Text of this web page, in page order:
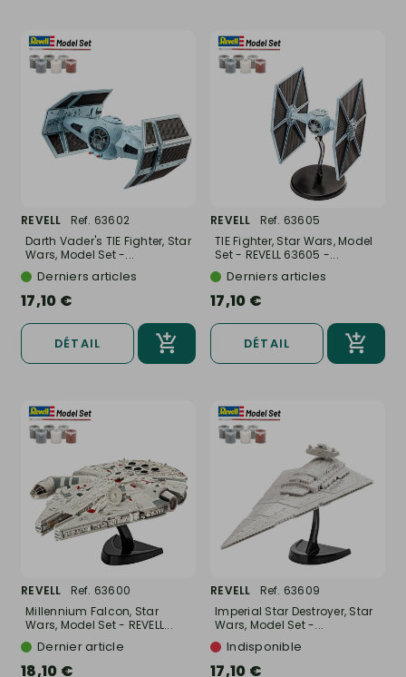
REVELL
Ref. 63602
Darth Vader's TIE Fighter, Star
Wars, Model Set -...
Derniers articles
17,10 €
DÉTAIL
REVELL
Ref. 63605
TIE Fighter, Star Wars, Model
Set - REVELL 63605 -...
Derniers articles
17,10 €
DÉTAIL
REVELL
Ref. 63600
Millennium Falcon, Star
Wars, Model Set - REVELL...
Dernier article
18,10 €
REVELL
Ref. 63609
Imperial Star Destroyer, Star
Wars, Model Set -...
Indisponible
17,10 €